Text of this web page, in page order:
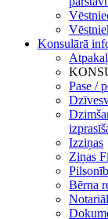
Konsulārā
Atpakaļ
Pase /
Izziņas
Ziņas
Bērna